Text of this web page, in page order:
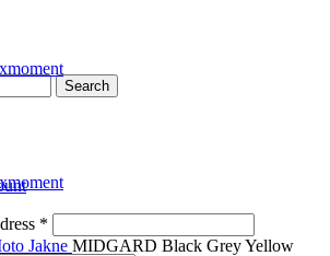
Search
*
Jakne MIDGARD Black Grey Yellow